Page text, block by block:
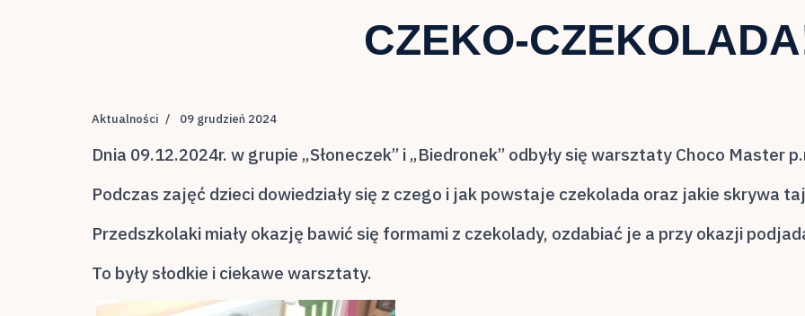
CZEKO-
Aktualności 09 grudzień 2024
Dnia 09.12.2024r. w grupie „Słoneczek” i „Biedronek” odbyły się warsztaty Choco Master
Podczas zajęć dzieci dowiedziały się z czego i jak powstaje czekolada oraz jakie skrywa
Przedszkolaki miały okazję bawić się formami z czekolady, ozdabiać je a przy okazji
To były słodkie i ciekawe warsztaty.